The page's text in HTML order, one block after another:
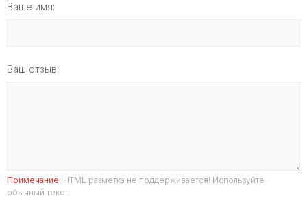
Ваше имя:
Ваш отзыв:
Примечание: HTML разметка не поддерживается! Используйте
обычный текст.